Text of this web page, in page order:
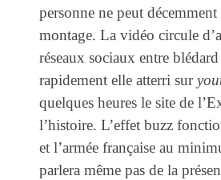
personne ne peut
montage. La vidéo circule
réseaux sociaux entre
rapidement elle atterri sur
quelques heures le site de
l’histoire. L’effet buzz
et l’armée française au
parlera même pas de la